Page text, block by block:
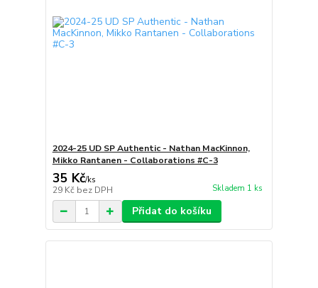
2024-25 UD SP Authentic - Nathan MacKinnon,
Mikko Rantanen - Collaborations #C-3
35 Kč/ks
29 Kč bez DPH Skladem 1 ks
Přidat do košíku